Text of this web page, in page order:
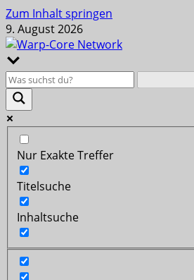
Zum Inhalt springen
9. August 2026
Nur Exakte Treffer
Titelsuche
Inhaltsuche